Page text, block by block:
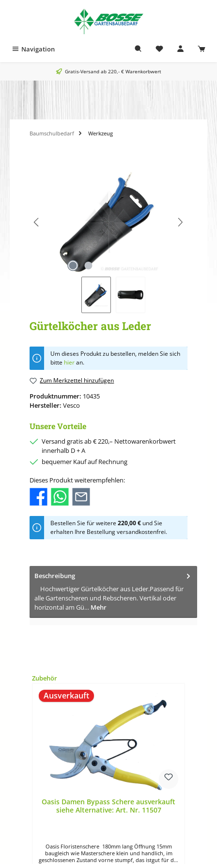
Navigation
Gratis-Versand ab 220,- € Warenkorbwert
Baumschulbedarf Werkzeug
Gürtelköcher aus Leder
Um dieses Produkt zu bestellen, melden Sie sich
bitte hieran.
Zum Merkzettel hinzufügen
Produktnummer: 10435
Hersteller: Vesco
Unsere Vorteile
Versand gratis ab € 220,– Nettowarenkorbwert
innerhalb D + A
bequemer Kauf auf Rechnung
Dieses Produkt weiterempfehlen:
Bestellen Sie für weitere220,00 € und Sie
erhalten Ihre Bestellung versandkostenfrei.
Beschreibung
Hochwertiger Gürtelköcher aus Leder.Passend für
alle Gartenscheren und Rebscheren. Vertikal oder
horizontal am Gü… Mehr
Produktgalerie überspringen
Zubehör
Ausverkauft
Oasis Damen Bypass Schere ausverkauft
siehe Alternative: Art. Nr. 11507
Oasis Floristenschere 180mm lang Öffnung 15mm
baugleich wie Masterschere klein und handlich, im
geschlossenen Zustand vorne stumpf, das istgut für die